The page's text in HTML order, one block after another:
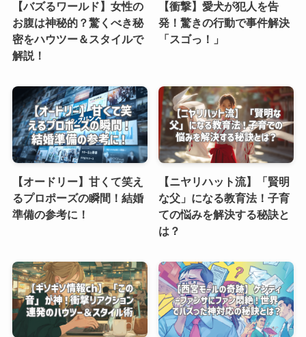
【バズるワールド】女性の
お腹は神秘的？驚くべき秘
密をハウツー＆スタイルで
解説！
【衝撃】愛犬が犯人を告
発！驚きの行動で事件解決
「スゴっ！」
【オードリー】甘くて笑え
るプロポーズの瞬間！結婚
準備の参考に！
【ニヤリハット流】「賢明
な父」になる教育法！子育
ての悩みを解決する秘訣と
は？